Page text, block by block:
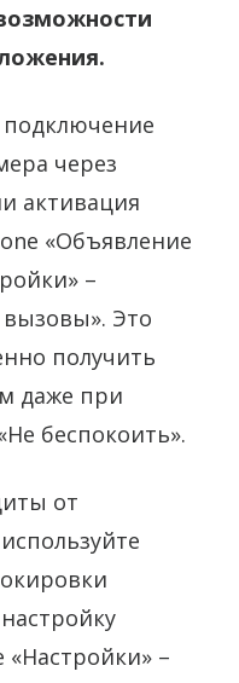
через
активация
«Объявление
–
Это
получить
даже при
беспокоить».
от
«Настройки» –